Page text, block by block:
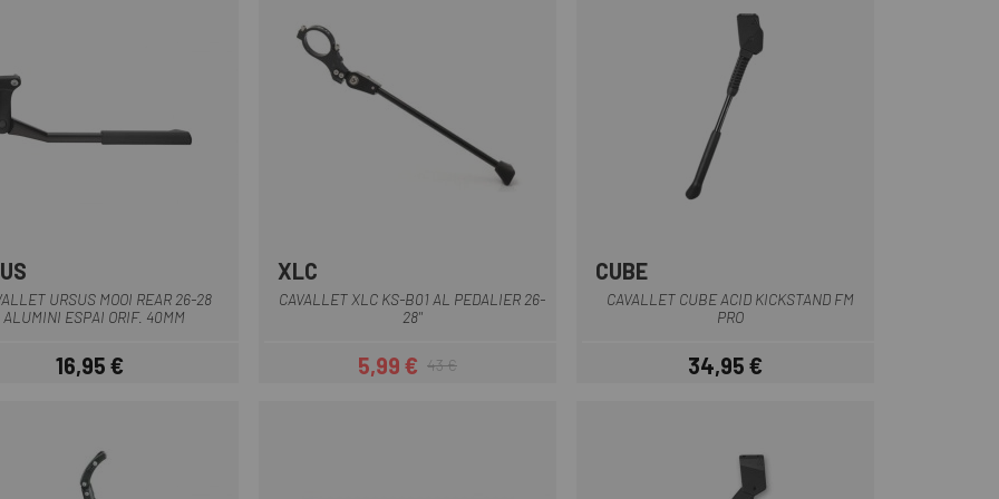
URSUS MOOI REAR 26-28
ALUMINI ESPAI ORIF. 40MM
Preu
16,95 €
XLC
CAVALLET XLC KS-B01 AL PEDALIER 26-
28''
Preu
5,99 €Preu regular
43 €
CUBE
CAVALLET CUBE ACID KICKSTAND FM
PRO
Preu
34,95 €